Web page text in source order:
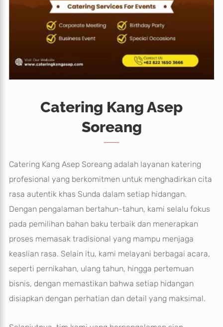
Catering Kang Asep
Soreang
Catering Kang Asep Soreang adalah layanan katering
profesional yang berkomitmen untuk menghadirkan cita
rasa autentik khas Sunda dalam setiap hidangan.
Dengan pengalaman bertahun-tahun, kami selalu fokus
pada pemilihan bahan baku terbaik dan menerapkan
proses memasak tradisional yang mampu menjaga
keaslian rasa. Selain itu, kami melayani berbagai acara,
seperti pernikahan, ulang tahun, hingga pertemuan
bisnis, dengan memastikan bahwa setiap hidangan
disiapkan dengan perhatian dan detail yang maksimal.